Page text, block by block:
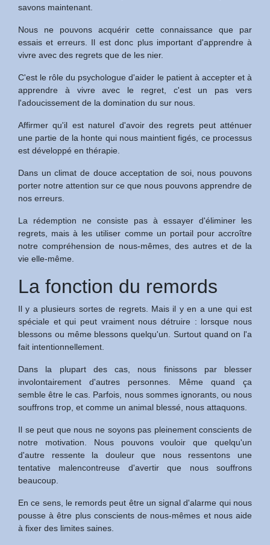
savons maintenant.
Nous ne pouvons acquérir cette connaissance que par
essais et erreurs. Il est donc plus important d'apprendre à
vivre avec des regrets que de les nier.
C'est le rôle du psychologue d'aider le patient à accepter et à
apprendre à vivre avec le regret, c'est un pas vers
l'adoucissement de la domination du sur nous.
Affirmer qu'il est naturel d'avoir des regrets peut atténuer
une partie de la honte qui nous maintient figés, ce processus
est développé en thérapie.
Dans un climat de douce acceptation de soi, nous pouvons
porter notre attention sur ce que nous pouvons apprendre de
nos erreurs.
La rédemption ne consiste pas à essayer d'éliminer les
regrets, mais à les utiliser comme un portail pour accroître
notre compréhension de nous-mêmes, des autres et de la
vie elle-même.
La fonction du remords
Il y a plusieurs sortes de regrets. Mais il y en a une qui est
spéciale et qui peut vraiment nous détruire : lorsque nous
blessons ou même blessons quelqu'un. Surtout quand on l'a
fait intentionnellement.
Dans la plupart des cas, nous finissons par blesser
involontairement d'autres personnes. Même quand ça
semble être le cas. Parfois, nous sommes ignorants, ou nous
souffrons trop, et comme un animal blessé, nous attaquons.
Il se peut que nous ne soyons pas pleinement conscients de
notre motivation. Nous pouvons vouloir que quelqu'un
d'autre ressente la douleur que nous ressentons une
tentative malencontreuse d'avertir que nous souffrons
beaucoup.
En ce sens, le remords peut être un signal d'alarme qui nous
pousse à être plus conscients de nous-mêmes et nous aide
à fixer des limites saines.